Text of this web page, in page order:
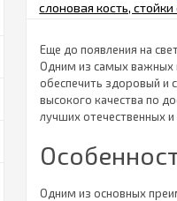
Еще до появления на
Одним из самых важных
обеспечить здоровый и
высокого качества по
лучших отечественных
Одним из основных